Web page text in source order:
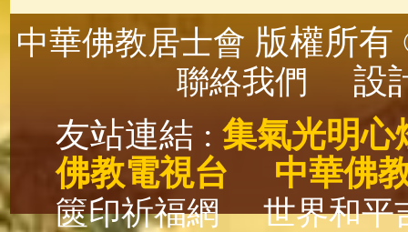
中華佛教居士會 版權所
聯絡我們
設
友站連結 : 集氣光明心
佛教電視台
中華佛
篋印祈福網
世界和平